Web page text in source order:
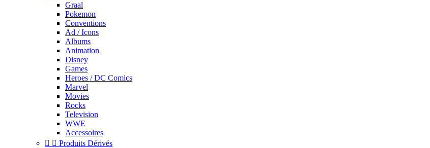
Graal
Pokemon
Conventions
Ad / Icons
Albums
Animation
Disney
Games
Heroes / DC Comics
Marvel
Movies
Rocks
Television
WWE
Accessoires
  Produits Dérivés